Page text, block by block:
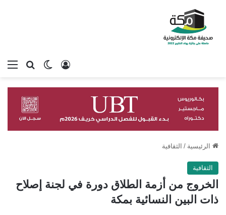
بحثالوضع
تسجيل الدخول
الرئيسية / الثقافية
الثقافية
الخروج من أزمة الطلاق دورة في لجنة إصلاح
ذات البين النسائية بمكة